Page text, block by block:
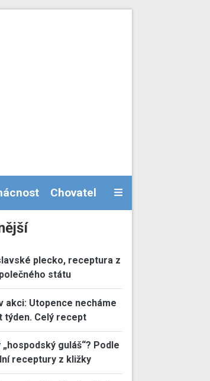
Chovatel
plecko, receptura z
státu
akci: Utopence necháme
týden. Celý recept
„hospodský guláš“? Podle
receptury z kližky